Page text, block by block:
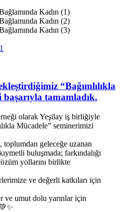
“Bağımlılıkla
tamamladık.
olarak Yeşilay iş birliğiyle
Mücadele” seminerimizi
toplumdan geleceğe uzanan
buluşmada; farkındalığı
yollarını birlikte
ve değerli katkıları için
ve umut dolu yarınlar için